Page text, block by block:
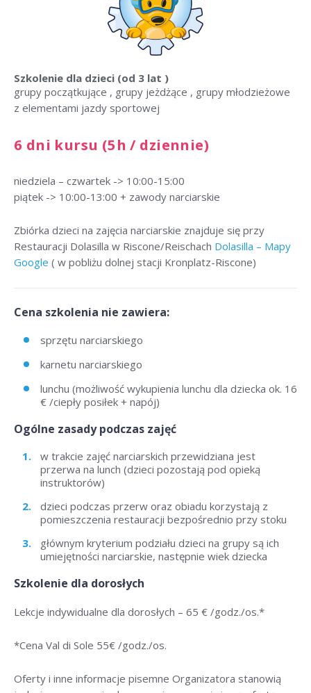
Szkolenie dla dzieci (od 3 lat )
grupy początkujące , grupy jeżdżące , grupy młodzieżowe
z elementami jazdy sportowej
6 dni kursu (5h / dziennie)
niedziela – czwartek -> 10:00-15:00
piątek -> 10:00-13:00 + zawody narciarskie
Zbiórka dzieci na zajęcia narciarskie znajduje się przy
Restauracji Dolasilla w Riscone/Reischach Dolasilla – Mapy
Google ( w pobliżu dolnej stacji Kronplatz-Riscone)
Cena szkolenia nie zawiera:
sprzętu narciarskiego
karnetu narciarskiego
lunchu (możliwość wykupienia lunchu dla dziecka ok. 16
€ /ciepły posiłek + napój)
Ogólne zasady podczas zajęć
w trakcie zajęć narciarskich przewidziana jest
przerwa na lunch (dzieci pozostają pod opieką
instruktorów)
dzieci podczas przerw oraz obiadu korzystają z
pomieszczenia restauracji bezpośrednio przy stoku
głównym kryterium podziału dzieci na grupy są ich
umiejętności narciarskie, następnie wiek dziecka
Szkolenie dla dorosłych
Lekcje indywidualne dla dorosłych – 65 € /godz./os.*
*Cena Val di Sole 55€ /godz./os.
Oferty i inne informacje pisemne Organizatora stanowią